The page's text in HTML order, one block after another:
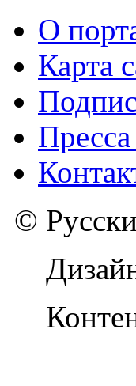
О
Карта
©
Дизайн